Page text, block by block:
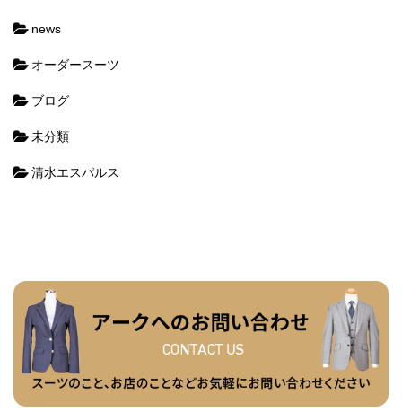
news
オーダースーツ
ブログ
未分類
清水エスパルス